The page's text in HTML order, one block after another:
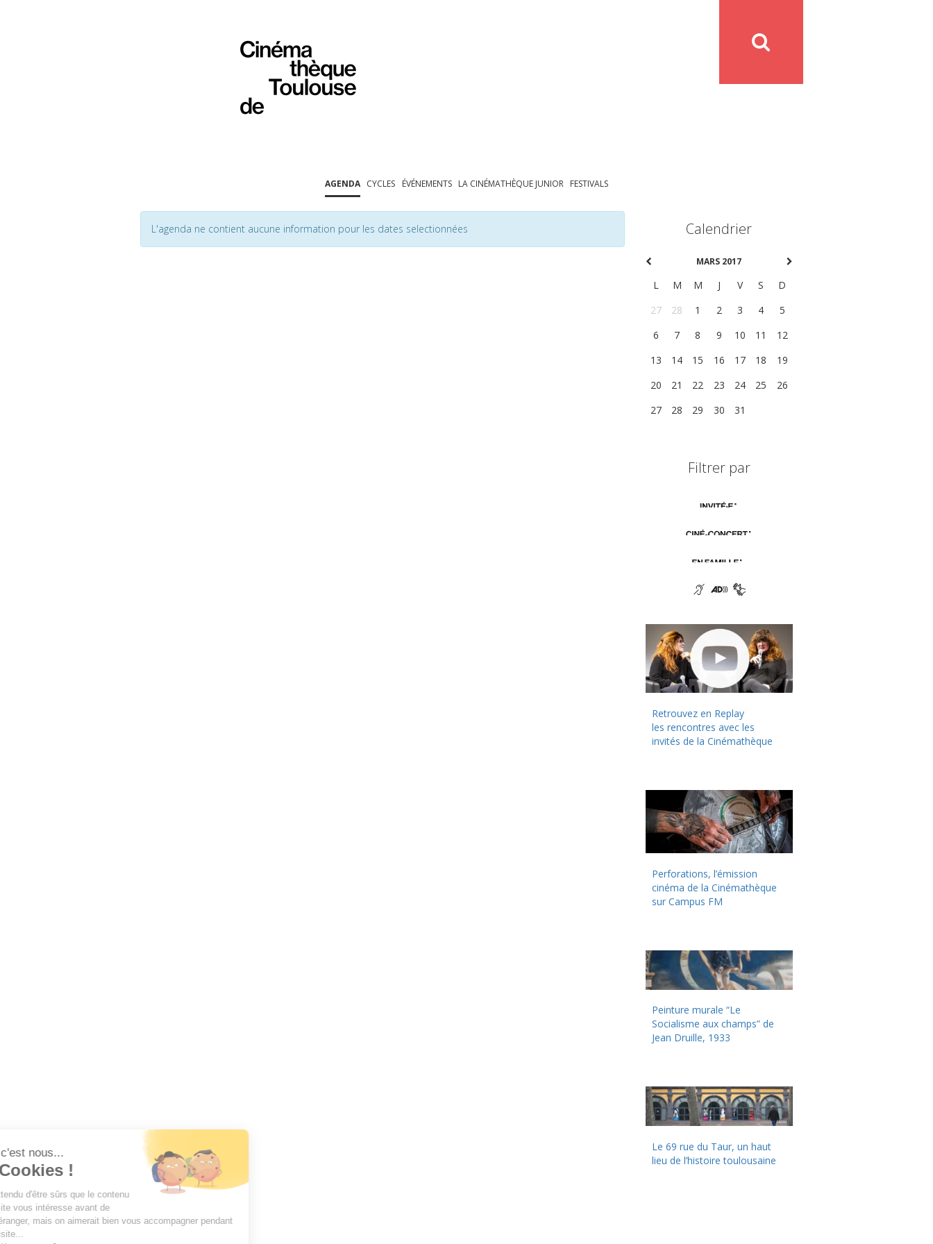
AGENDA CYCLES ÉVÉNEMENTS LA CINÉMATHÈQUE JUNIOR FESTIVALS
L'agenda ne contient aucune information pour les dates selectionnées Calendrier
MARS 2017
L M M J V S
D
27
28 1 2 3 4
5
6
7 8 9 10 11
12
13
14 15 16 17 18
19
20
21 22 23 24 25
26
27
28 29 30 31
Filtrer par
Retrouvez en Replay
les rencontres avec les
invités de la Cinémathèque
Perforations, l’émission
cinéma de la Cinémathèque
sur Campus FM
Peinture murale “Le
Socialisme aux champs” de
Jean Druille, 1933
Le 69 rue du Taur, un haut
lieu de l’histoire toulousaine